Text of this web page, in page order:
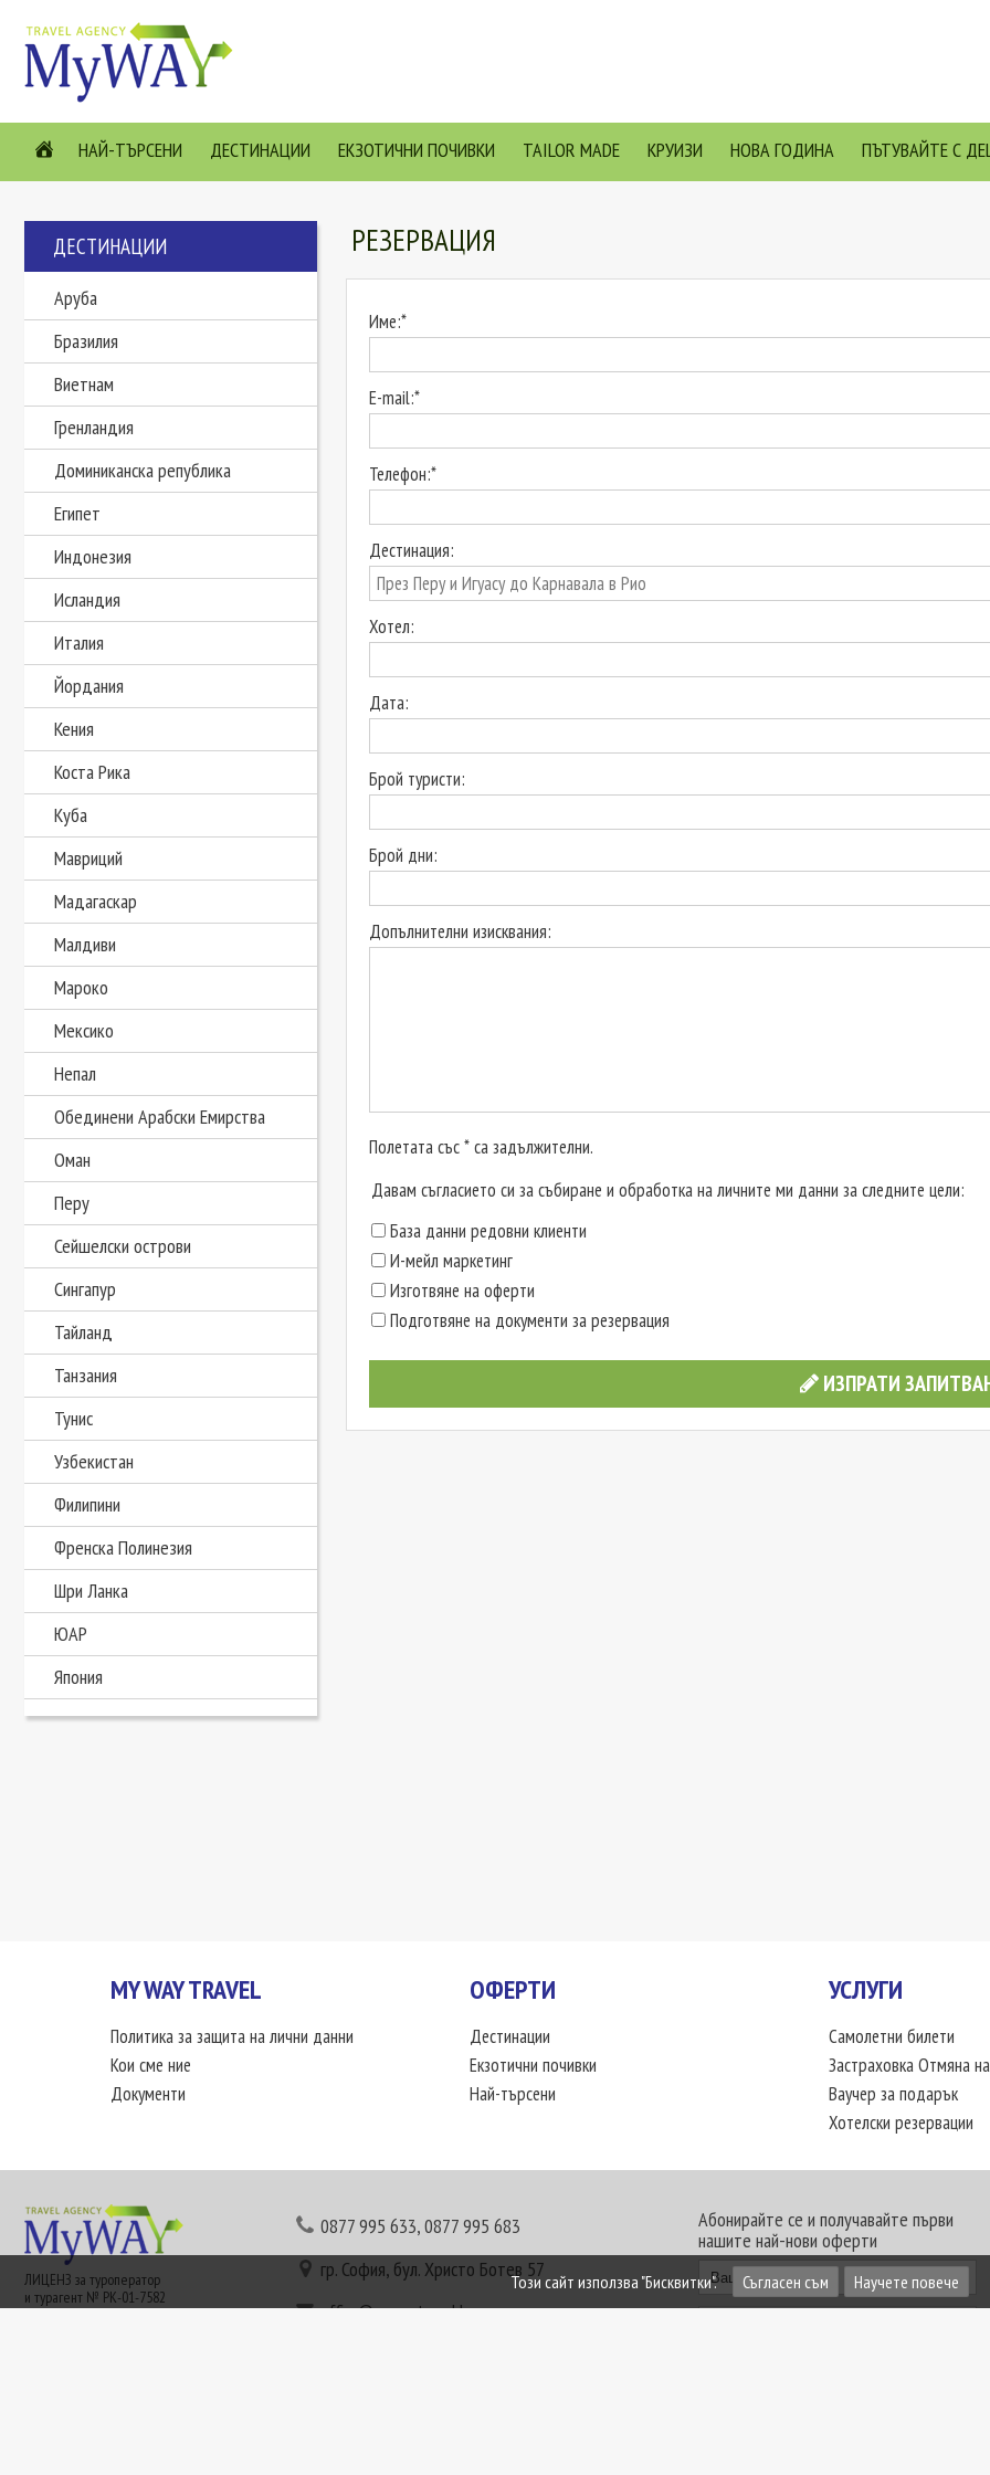
НАЙ-ТЪРСЕНИ ДЕСТИНАЦИИ ЕКЗОТИЧНИ ПОЧИВКИ TAILOR MADE КРУИЗИ НОВА ГОДИНА ПЪТУВАЙТЕ С
ДЕСТИНАЦИИ
Аруба
Бразилия
Виетнам
Гренландия
Доминиканска република
Египет
Индонезия
Исландия
Италия
Йордания
Кения
Коста Рика
Куба
Мавриций
Мадагаскар
Малдиви
Мароко
Мексико
Непал
Обединени Арабски Емирства
Оман
Перу
Сейшелски острови
Сингапур
Тайланд
Танзания
Тунис
Узбекистан
Филипини
Френска Полинезия
Шри Ланка
ЮАР
Япония
РЕЗЕРВАЦИЯ
Име:*
E-mail:*
Телефон:*
Дестинация:
Хотел:
Дата:
Брой туристи:
Брой дни:
Допълнителни изисквания:
Полетата със * са задължителни.
Давам съгласието си за събиране и обработка на личните ми данни за следните цели:
База данни редовни клиенти
И-мейл маркетинг
Изготвяне на оферти
Подготвяне на документи за резервация
ИЗПРАТИ
MY WAY TRAVEL
Политика за защита на лични данни
Кои сме ние
Документи
ОФЕРТИ
Дестинации
Екзотични почивки
Най-търсени
УСЛУГИ
Самолетни билети
Застраховка Отмяна
Ваучер за подарък
Хотелски резервации
ЛИЦЕНЗ за туроператор
и турагент № РК-01-7582
0877 995 633,0877 995 683
гр. София, бул. Христо Ботев 57
office@mywaytravel.bg
Абонирайте се и получавайте първи
нашите най-нови оферти
Този сайт използва "Бисквитки". Съгласен съм Научете повече